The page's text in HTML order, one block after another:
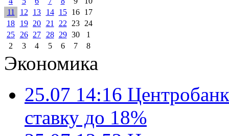
11
12 13 14 15 16
17
18
19 20 21 22 23
24
25
26 27 28 29 30
1
2
3 4 5 6 7 8
Экономика
25.07 14:16
ставку до 18%